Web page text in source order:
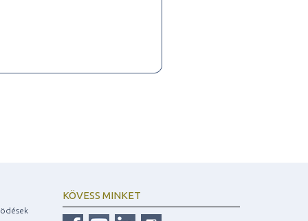
KÖVESS MINKET